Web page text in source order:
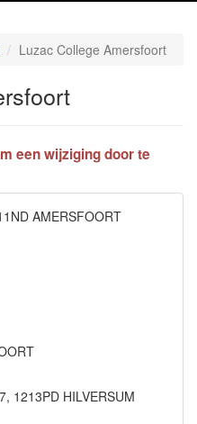
Luzac College Amersfoort
een wijziging door te
AMERSFOORT
1213PD HILVERSUM